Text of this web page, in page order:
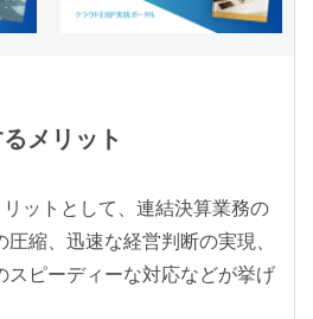
メリット
リットとして、連結決算業務の
縮、迅速な経営判断の実現、
スピーディーな対応などが挙げ